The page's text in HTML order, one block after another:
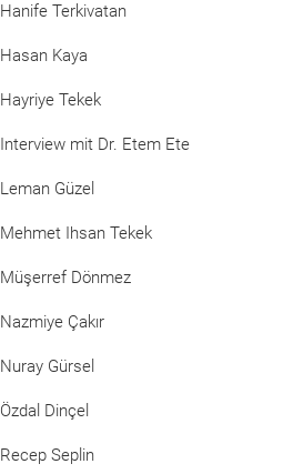
Hanife Terkivatan
Hasan Kaya
Hayriye Tekek
Interview mit Dr. Etem Ete
Leman Güzel
Mehmet Ihsan Tekek
Müşerref Dönmez
Nazmiye Çakır
Nuray Gürsel
Özdal Dinçel
Recep Seplin